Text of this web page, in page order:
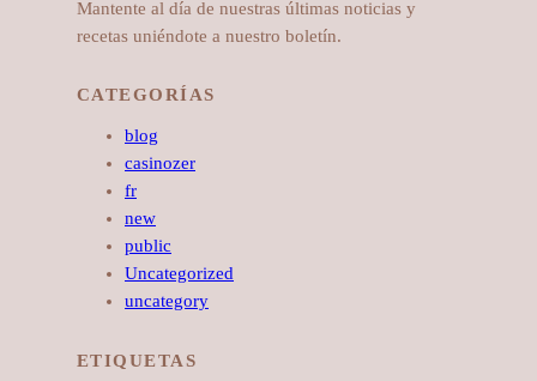
Mantente al día de nuestras últimas noticias y
recetas uniéndote a nuestro boletín.
CATEGORÍAS
blog
casinozer
fr
new
public
Uncategorized
uncategory
ETIQUETAS